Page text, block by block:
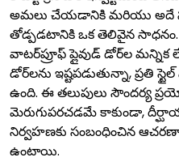
అమలు చేయడానికి మరియు అదే
తోడ్పడటానికి ఒక తెలివైన సాధనం.
వాటర్‌ప్రూఫ్ ప్లైవుడ్ డోర్‌ల
డోర్‌లను ఇష్టపడుతున్నా, ప్రతి
ఉంది. ఈ తలుపులు సౌందర్య
మెరుగుపరచడమే కాకుండా,
నిర్వహణకు సంబంధించిన
ఉంటాయి.